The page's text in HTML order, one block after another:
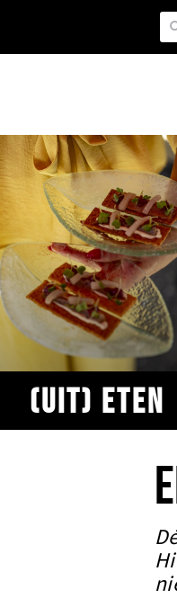
(uit) eten